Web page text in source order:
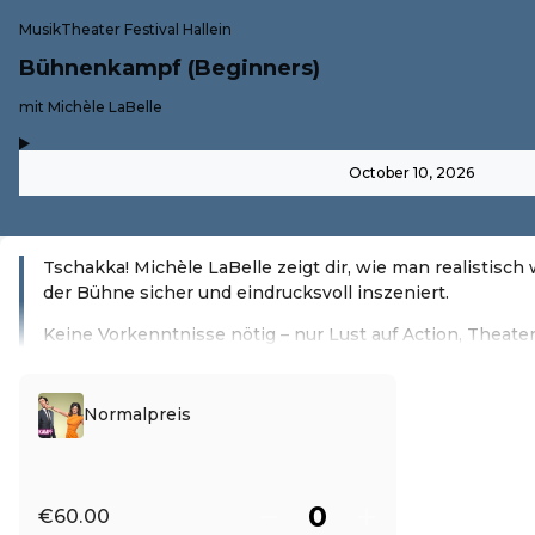
MusikTheater Festival Hallein
Bühnenkampf (Beginners)
-mit Michèle LaBelle
October 10, 2026
Tschakka! Michèle LaBelle zeigt dir, wie man realistisch
der Bühne sicher und eindrucksvoll inszeniert.
Keine Vorkenntnisse nötig – nur Lust auf Action,
Normalpreis
€60.00